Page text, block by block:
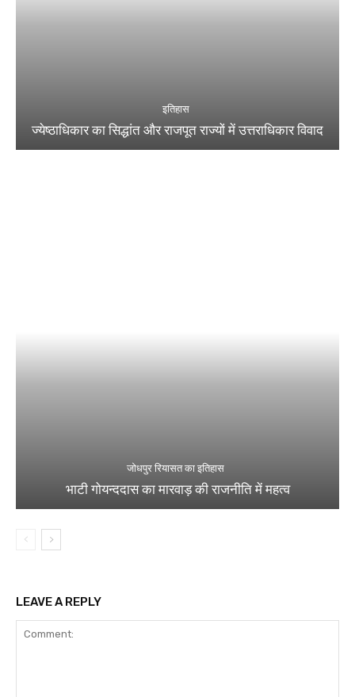
इतिहास
ज्येष्ठाधिकार का सिद्धांत और राजपूत राज्यों में उत्तराधिकार विवाद
जोधपुर रियासत का इतिहास
भाटी गोयन्ददास का मारवाड़ की राजनीति में महत्व
LEAVE A REPLY